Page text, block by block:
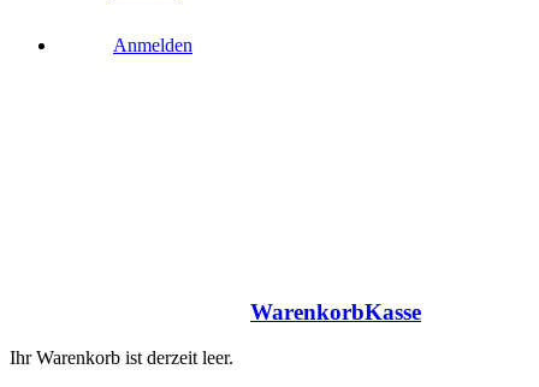
Anmelden
WarenkorbKasse
Ihr Warenkorb ist derzeit leer.